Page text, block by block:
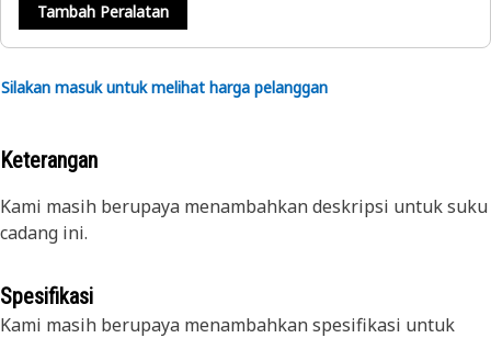
Tambah Peralatan
Silakan masuk untuk melihat harga pelanggan
Keterangan
Kami masih berupaya menambahkan deskripsi untuk suku
cadang ini.
Spesifikasi
Kami masih berupaya menambahkan spesifikasi untuk